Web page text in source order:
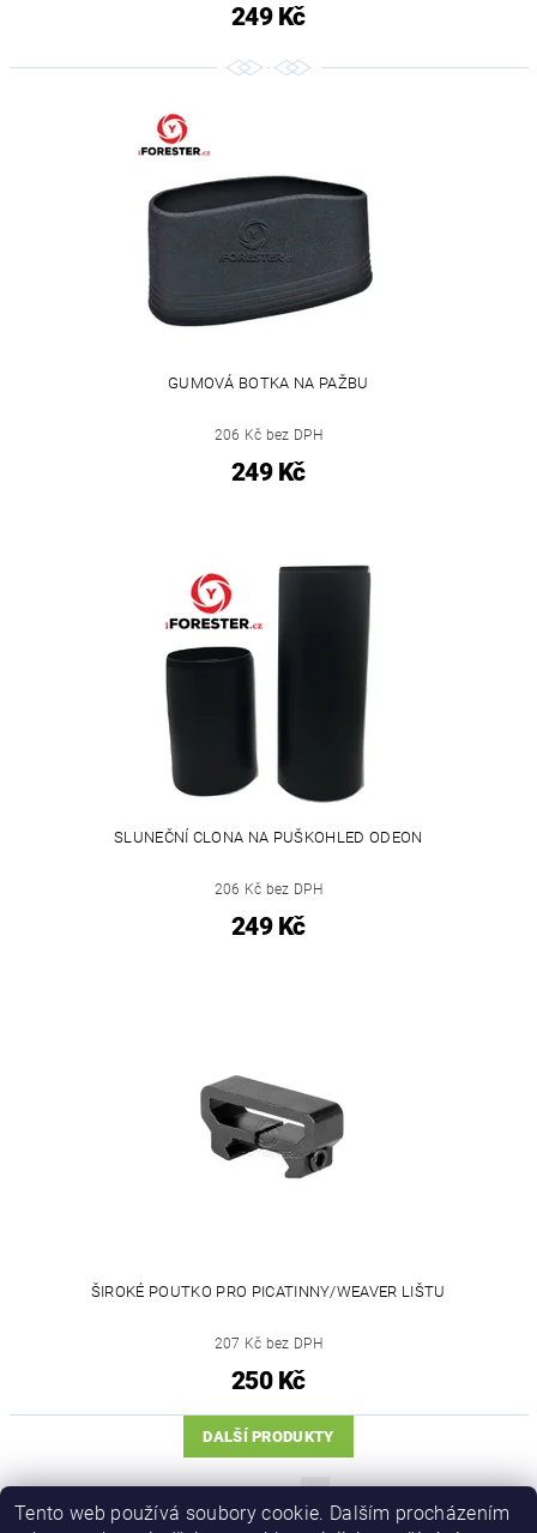
249 Kč
GUMOVÁ BOTKA NA PAŽBU
206 Kč bez DPH
249 Kč
SLUNEČNÍ CLONA NA PUŠKOHLED ODEON
206 Kč bez DPH
249 Kč
ŠIROKÉ POUTKO PRO PICATINNY/WEAVER LIŠTU
207 Kč bez DPH
250 Kč
DALŠÍ PRODUKTY
...
Tento web používá soubory cookie. Dalším procházením